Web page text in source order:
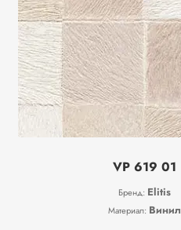
VP 619 01
Бренд: Elitis
Материал: Винил